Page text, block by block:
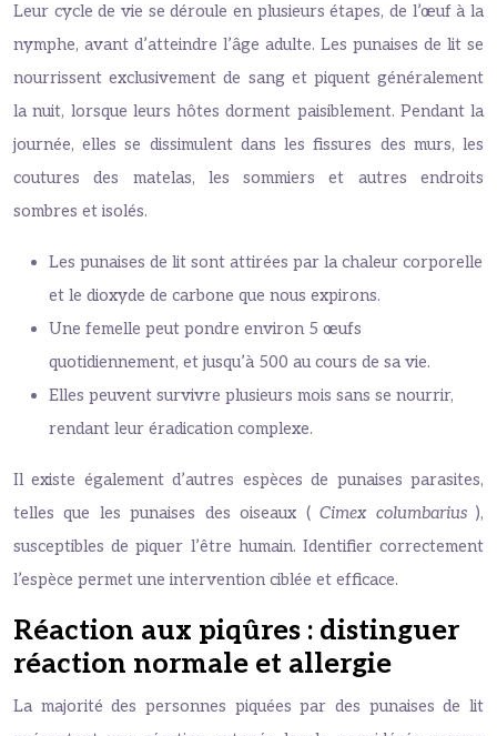
Leur cycle de vie se déroule en plusieurs étapes, de l’œuf à la
nymphe, avant d’atteindre l’âge adulte. Les punaises de lit se
nourrissent exclusivement de sang et piquent généralement
la nuit, lorsque leurs hôtes dorment paisiblement. Pendant la
journée, elles se dissimulent dans les fissures des murs, les
coutures des matelas, les sommiers et autres endroits
sombres et isolés.
Les punaises de lit sont attirées par la chaleur corporelle
et le dioxyde de carbone que nous expirons.
Une femelle peut pondre environ 5 œufs
quotidiennement, et jusqu’à 500 au cours de sa vie.
Elles peuvent survivre plusieurs mois sans se nourrir,
rendant leur éradication complexe.
Il existe également d’autres espèces de punaises parasites,
telles que les punaises des oiseaux (Cimex columbarius),
susceptibles de piquer l’être humain. Identifier correctement
l’espèce permet une intervention ciblée et efficace.
Réaction aux piqûres : distinguer
réaction normale et allergie
La majorité des personnes piquées par des punaises de lit